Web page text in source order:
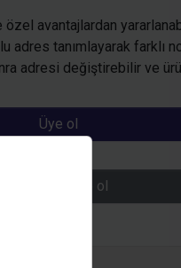
avantajlardan
adres tanımlayarak farklı
adresi değiştirebilir ve
Üye ol
Kurumsal üye ol